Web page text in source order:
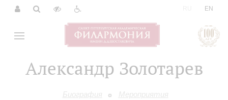
EN
Александр Золотарев
Биография Мероприятия